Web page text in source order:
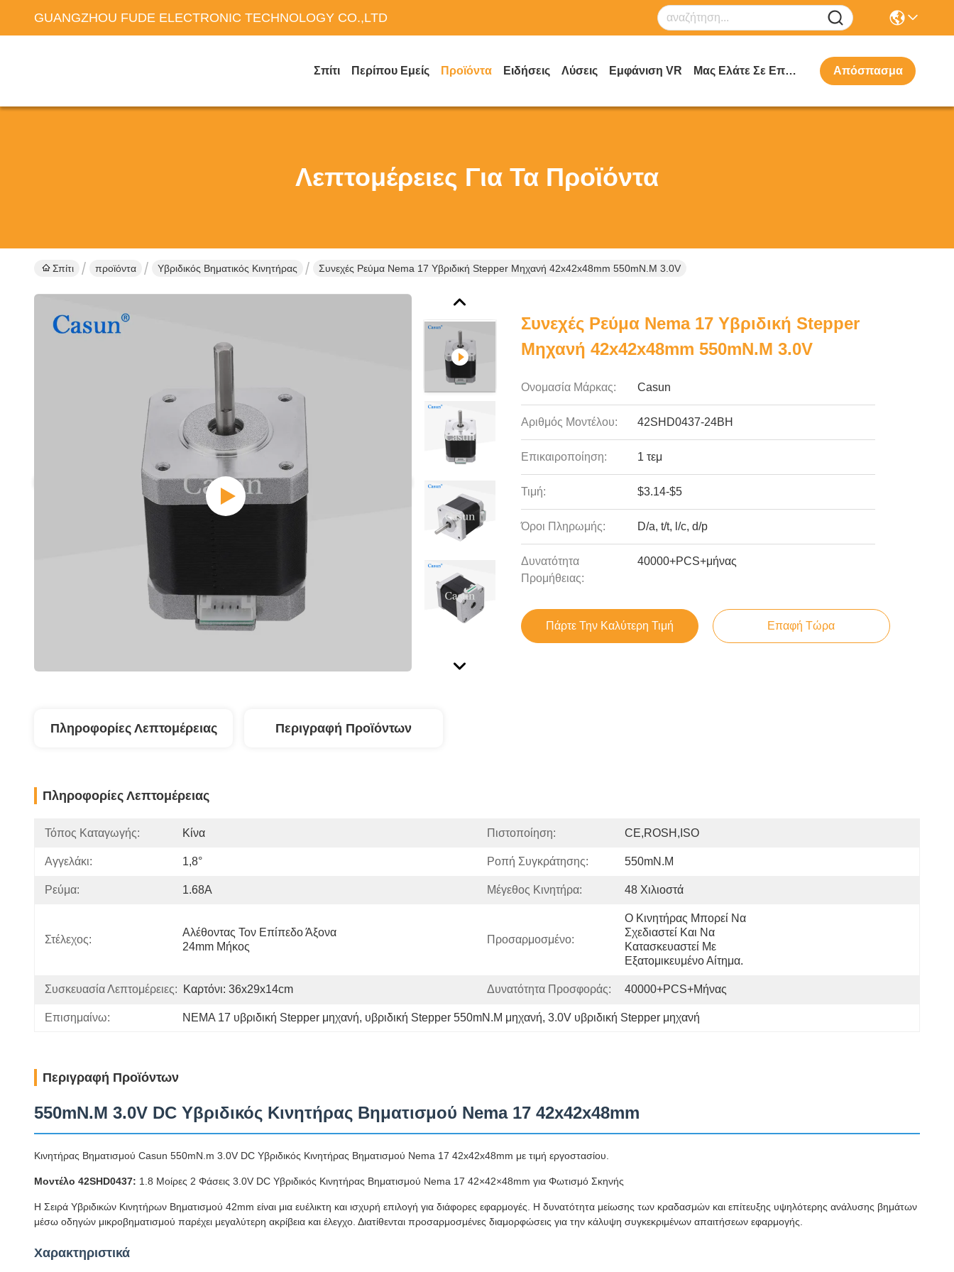
GUANGZHOU FUDE ELECTRONIC TECHNOLOGY CO.,LTD
Σπίτι Περίπου Εμείς Προϊόντα Ειδήσεις Λύσεις Εμφάνιση VR Μας Ελάτε Σε Επαφή Με Απόσπασμα
Λεπτομέρειες Για Τα Προϊόντα
Σπίτι προϊόντα Υβριδικός Βηματικός Κινητήρας Συνεχές Ρεύμα Nema 17 Υβριδική Stepper Μηχανή 42x42x48mm 550mN.M 3.0V
Συνεχές Ρεύμα Nema 17 Υβριδική Stepper
Μηχανή 42x42x48mm 550mN.M 3.0V
Ονομασία Μάρκας: Casun
Αριθμός Μοντέλου: 42SHD0437-24BH
Επικαιροποίηση: 1 τεμ
Τιμή: $3.14-$5
Όροι Πληρωμής: D/a, t/t, l/c, d/p
Δυνατότητα
Προμήθειας:
40000+PCS+μήνας
Πάρτε Την Καλύτερη Τιμή Επαφή Τώρα
Πληροφορίες Λεπτομέρειας Περιγραφή Προϊόντων
Πληροφορίες Λεπτομέρειας
Τόπος Καταγωγής: Κίνα Πιστοποίηση: CE,ROSH,ISO
Αγγελάκι: 1,8° Ροπή Συγκράτησης: 550mN.m
Ρεύμα: 1.68Α Μέγεθος Κινητήρα: 48 Χιλιοστά
Στέλεχος:
Αλέθοντας Τον Επίπεδο Άξονα
24mm Μήκος
Προσαρμοσμένο:
Ο Κινητήρας Μπορεί Να
Σχεδιαστεί Και Να
Κατασκευαστεί Με
Εξατομικευμένο Αίτημα.
Συσκευασία Λεπτομέρειες: Καρτόνι: 36x29x14cm Δυνατότητα Προσφοράς: 40000+PCS+μήνας
Επισημαίνω: NEMA 17 υβριδική Stepper μηχανή, υβριδική Stepper 550mN.M μηχανή, 3.0V υβριδική Stepper μηχανή
Περιγραφή Προϊόντων
550mN.M 3.0V DC Υβριδικός Κινητήρας Βηματισμού Nema 17 42x42x48mm
Κινητήρας Βηματισμού Casun 550mN.m 3.0V DC Υβριδικός Κινητήρας Βηματισμού Nema 17 42x42x48mm με τιμή εργοστασίου.
Μοντέλο 42SHD0437: 1.8 Μοίρες 2 Φάσεις 3.0V DC Υβριδικός Κινητήρας Βηματισμού Nema 17 42×42×48mm για Φωτισμό Σκηνής
Η Σειρά Υβριδικών Κινητήρων Βηματισμού 42mm είναι μια ευέλικτη και ισχυρή επιλογή για διάφορες εφαρμογές. Η δυνατότητα μείωσης των κραδασμών και επίτευξης υψηλότερης ανάλυσης βημάτων
μέσω οδηγών μικροβηματισμού παρέχει μεγαλύτερη ακρίβεια και έλεγχο. Διατίθενται προσαρμοσμένες διαμορφώσεις για την κάλυψη συγκεκριμένων απαιτήσεων εφαρμογής.
Χαρακτηριστικά